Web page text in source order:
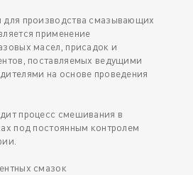
производства смазывающих
применение
масел, присадок и
поставляемых ведущими
на основе проведения
процесс смешивания в
под постоянным контролем
смазок